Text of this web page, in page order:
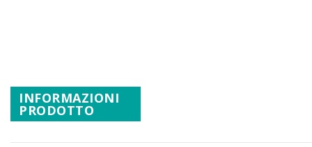
di
immagini
INFORMAZIONI
PRODOTTO